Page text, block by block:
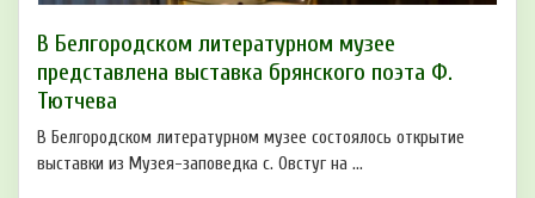
В Белгородском литературном музее
представлена выставка брянского поэта Ф.
Тютчева
В Белгородском литературном музее состоялось открытие
выставки из Музея-заповедка с. Овстуг на ...